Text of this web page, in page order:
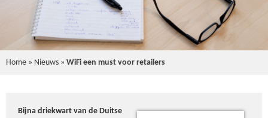
Home » Nieuws » WiFi een must voor retailers
Bijna driekwart van de Duitse